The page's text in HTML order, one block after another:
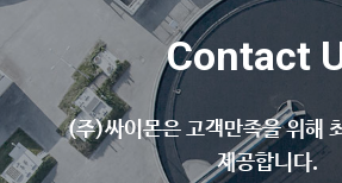
Contact
(주)싸이몬은 고객만족을 위해
제공합니다.